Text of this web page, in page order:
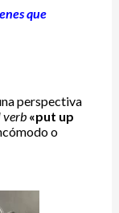
que
perspectiva
verb «put up
o